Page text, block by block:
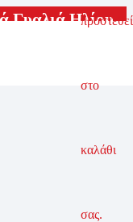
προστεθεί
στο
καλάθι
σας.
Γυαλιά Ηλίου,